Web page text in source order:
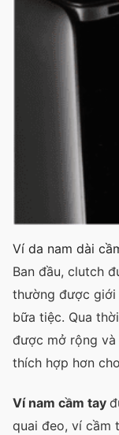
Ví da nam dài
Ban đầu, clutch
thường được
bữa tiệc. Qua
được mở rộng
thích hợp hơn
Ví nam cầm tay
quai đeo, ví cầm